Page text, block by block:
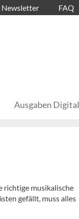
Newsletter FAQ
Ausgaben Digital
richtige musikalische
gefällt, muss alles